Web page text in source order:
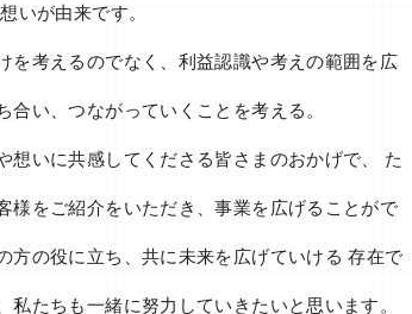
いが由来です。
を考えるのでなく、利益認識や考えの範囲を広
合い、つながっていくことを考える。
想いに共感してくださる皆さまのおかげで、 た
様をご紹介をいただき、事業を広げることがで
方の役に立ち、共に未来を広げていける 存在で
私たちも一緒に努力していきたいと思います。